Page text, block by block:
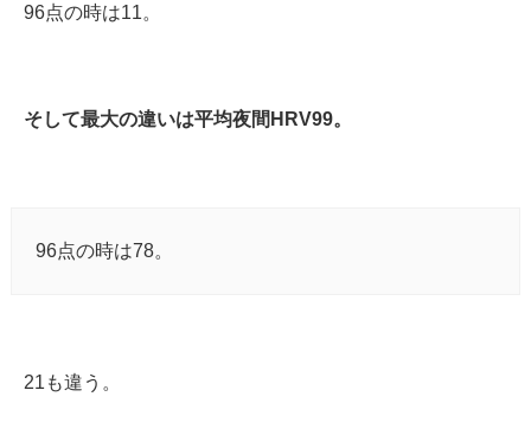
96点の時は11。
そして最大の違いは平均夜間HRV99。
96点の時は78。
21も違う。